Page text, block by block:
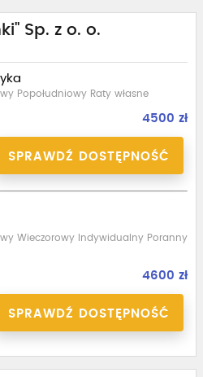
Sp. z o. o.
Popołudniowy Raty własne
4500 zł
SPRAWDŹ DOSTĘPNOŚĆ
Wieczorowy Indywidualny Poranny
4600 zł
SPRAWDŹ DOSTĘPNOŚĆ